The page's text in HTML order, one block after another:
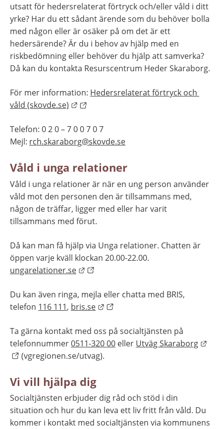
utsatt för hedersrelaterat förtryck och/eller våld i ditt
yrke? Har du ett sådant ärende som du behöver bolla
med någon eller är osäker på om det är ett
hedersärende? Är du i behov av hjälp med en
riskbedömning eller behöver du hjälp att samverka?
Då kan du kontakta Resurscentrum Heder Skaraborg.
För mer information: Hedersrelaterat förtryck och
våld (skovde.se)
Länk till annan webbplats.
Telefon: 0 2 0 – 7 0 0 7 0 7
Mejl: rch.skaraborg@skovde.se
Våld i unga relationer
Våld i unga relationer är när en ung person använder
våld mot den personen den är tillsammans med,
någon de träffar, ligger med eller har varit
tillsammans med förut.
Då kan man få hjälp via Unga relationer. Chatten är
ungarelationer.se
Länk till annan webbplats.
Du kan även ringa, mejla eller chatta med BRIS,
telefon 116 111, bris.se Länk till annan webbplats.
Ta gärna kontakt med oss på socialtjänsten på
telefonnummer 0511-320 00 eller Utväg Skaraborg
(vgregionen.se/utvag).
Vi vill hjälpa dig
Socialtjänsten erbjuder dig råd och stöd i din
situation och hur du kan leva ett liv fritt från våld. Du
kommer i kontakt med socialtjänsten via kommunens